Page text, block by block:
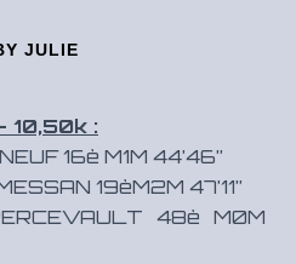
JULIE
10,50k :
16è M1M 44’46”
19èM2M 47’11”
48è M0M